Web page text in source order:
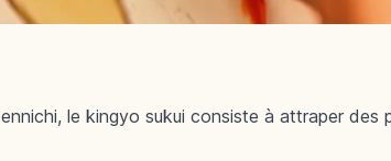
le kingyo sukui consiste à attraper des